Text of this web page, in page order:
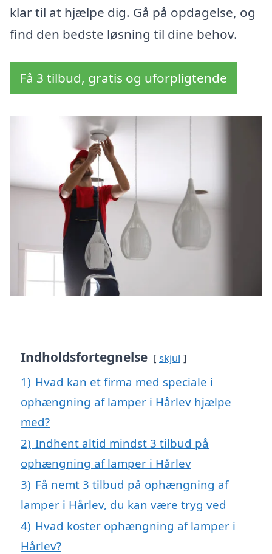
klar til at hjælpe dig. Gå på opdagelse, og
find den bedste løsning til dine behov.
Få 3 tilbud, gratis og uforpligtende
Indholdsfortegnelse skjul
1) Hvad kan et firma med speciale i
ophængning af lamper i Hårlev hjælpe
med?
2) Indhent altid mindst 3 tilbud på
ophængning af lamper i Hårlev
3) Få nemt 3 tilbud på ophængning af
lamper i Hårlev, du kan være tryg ved
4) Hvad koster ophængning af lamper i
Hårlev?